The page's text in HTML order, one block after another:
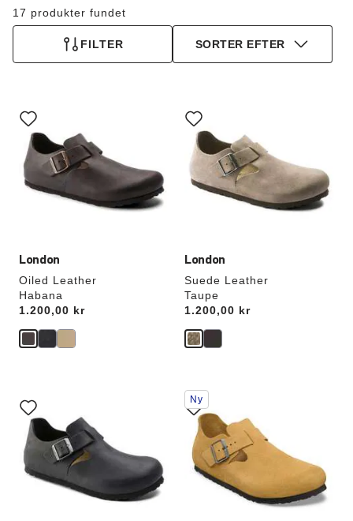
17 produkter fundet
FILTER SORTER EFTER
London
Oiled Leather
Habana
Price:
1.200,00 kr
med
prøvefarver
opdatere
produktbilledet
London
Suede Leather
Taupe
Price:
1.200,00 kr
med
prøvefarver
opdatere
produktbilledet
med
prøvefarver
opdatere
produktbilledet
Interaktion
med
prøvefarver
opdatere
produktbilledet
Ny